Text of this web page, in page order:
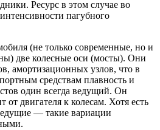
Ресурс в этом случае во
пагубного
(не только современные, но и
две колесные оси (мосты). Они
амортизационных узлов, что в
средствам плавность и
один всегда ведущий. Он
от двигателя к колесам. Хотя есть
— такие вариации